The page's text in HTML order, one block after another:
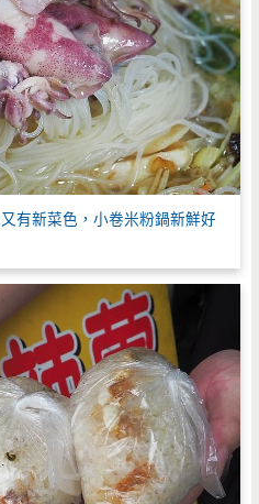
有新菜色，小卷米粉鍋新鮮好